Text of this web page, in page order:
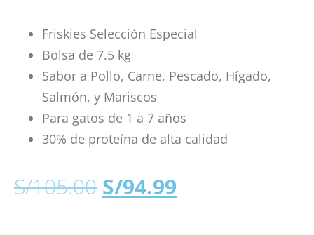
Friskies Selección Especial
Bolsa de 7.5 kg
Sabor a Pollo, Carne, Pescado, Hígado,
Salmón, y Mariscos
Para gatos de 1 a 7 años
30% de proteína de alta calidad
S/105.00 S/94.99